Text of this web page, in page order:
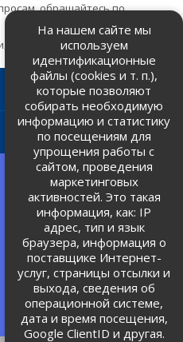
обращайтесь по
товара.
Телефоны:
+7 (812) 971-42-42
Политика об обработке и
защите персональных данных
Соглашение на обработку
персональных данных
На нашем сайте мы
используем
идентификационные
файлы (cookies и т. п.),
которые позволяют
собирать необходимую
информацию и статистику
по посещениям для
упрощения работы с
сайтом, проведения
маркетинговых
активностей. Это такая
информация, как: IP
адрес, тип и язык
браузера, информация о
поставщике Интернет-
услуг, страницы отсылки и
выхода, сведения об
операционной системе,
дата и время посещения,
Google ClientID и другая.